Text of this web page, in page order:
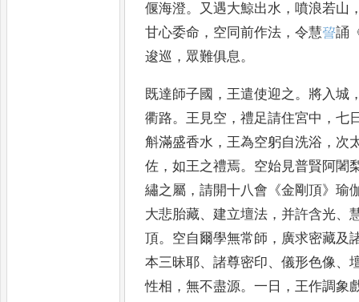
偃海澄。 又遇大鯨出水 ，噴浪若山
甘心委命 ， 空同前作法 ，令慧𧦪誦
逡巡 ， 眾難俱息。
既達師子國 ，王遣使迎之。 將入城
衢路。王 見空 ，禮足請住宮中 ，七
斛滿盛香水 ，王為空躬自洗浴 ， 次
佐 ，如王之禮焉。 空始見普賢阿闍
繡之屬 ，請開十八會 《金剛頂》瑜
大悲胎藏、建立壇法 ， 并許含光、
頂。 空自爾學無常師 ， 廣求密藏及
本三昧耶、諸尊密印、儀形色像、
性相 ，無不盡源。一日 ，王作調象